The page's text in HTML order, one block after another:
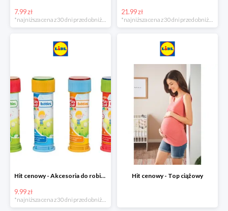
7.99 zł 21.99 zł
Hit cenowy - Akcesoria do robienia baniek
9.99 zł
Hit cenowy - Top ciążowy